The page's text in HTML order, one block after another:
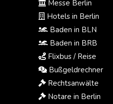
Messe Berlin
Hotels in Berlin
Baden in BLN
Baden in BRB
Flixbus / Reise
Bußgeldrechner
Rechtsanwälte
Notare in Berlin